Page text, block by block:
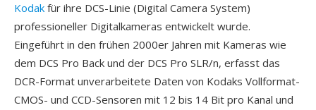
Kodak für ihre DCS-Linie (Digital Camera System)
professioneller Digitalkameras entwickelt wurde.
Eingeführt in den frühen 2000er Jahren mit Kameras wie
dem DCS Pro Back und der DCS Pro SLR/n, erfasst das
DCR-Format unverarbeitete Daten von Kodaks Vollformat-
CMOS- und CCD-Sensoren mit 12 bis 14 Bit pro Kanal und